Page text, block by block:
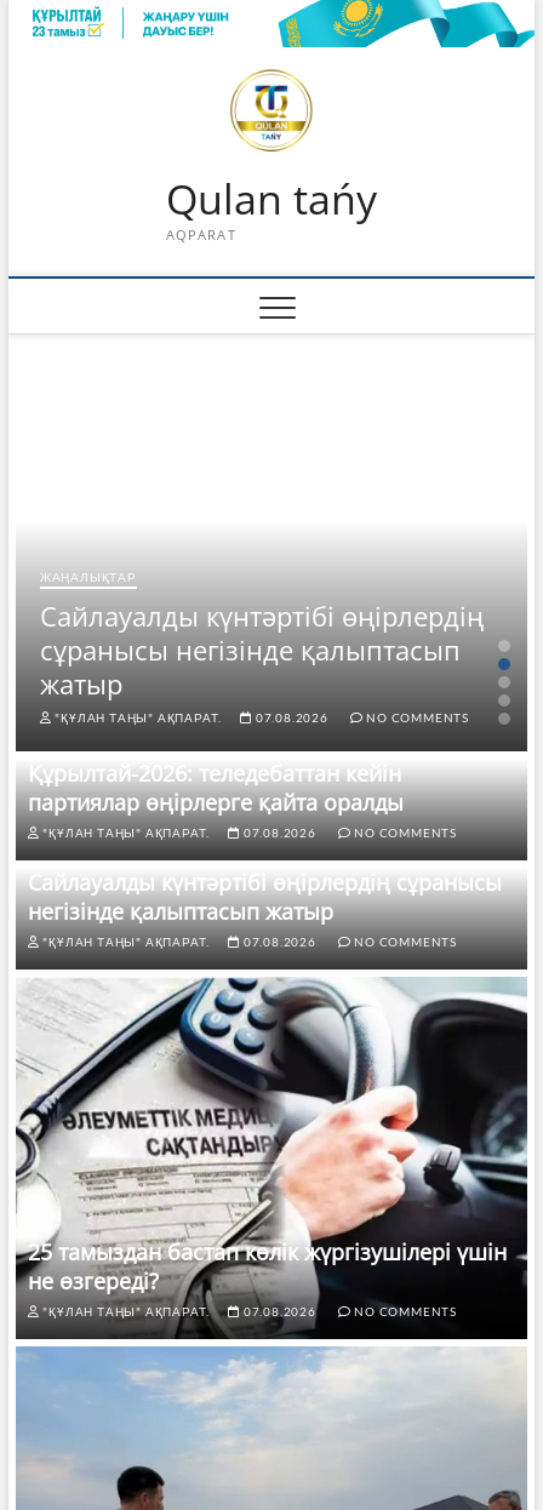
Skip
Qulan tańy
AQPARAT
ЖАҢАЛЫҚТАР
Сайлауалды күнтәртібі өңірлердің
сұранысы негізінде қалыптасып
жатыр
"ҚҰЛАН ТАҢЫ" АҚПАРАТ. 07.08.2026 NO COMMENTS
Құрылтай-2026: теледебаттан кейін
партиялар өңірлерге қайта оралды
"ҚҰЛАН ТАҢЫ" АҚПАРАТ. 07.08.2026 NO COMMENTS
Сайлауалды күнтәртібі өңірлердің сұранысы
негізінде қалыптасып жатыр
"ҚҰЛАН ТАҢЫ" АҚПАРАТ. 07.08.2026 NO COMMENTS
25 тамыздан бастап көлік жүргізушілері үшін
не өзгереді?
"ҚҰЛАН ТАҢЫ" АҚПАРАТ. 07.08.2026 NO COMMENTS